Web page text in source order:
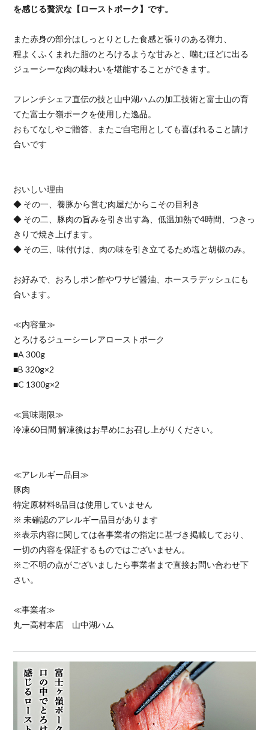
を感じる贅沢な【ローストポーク】です。
また赤身の部分はしっとりとした食感と張りのある弾力、
程よくふくまれた脂のとろけるような甘みと、噛むほどに出る
ジューシーな肉の味わいを堪能することができます。
フレンチシェフ直伝の技と山中湖ハムの加工技術と富士山の育
てた富士ケ嶺ポークを使用した逸品。
おもてなしやご贈答、またご自宅用としても喜ばれること請け
合いです
おいしい理由
◆ その一、養豚から営む肉屋だからこその目利き
◆ その二、豚肉の旨みを引き出す為、低温加熱で4時間、つきっ
きりで焼き上げます。
◆ その三、味付けは、肉の味を引き立てるため塩と胡椒のみ。
お好みで、おろしポン酢やワサビ醤油、ホースラデッシュにも
合います。
≪内容量≫
とろけるジューシーレアローストポーク
■A 300g
■B 320g×2
■C 1300g×2
≪賞味期限≫
冷凍60日間 解凍後はお早めにお召し上がりください。
≪アレルギー品目≫
豚肉
特定原材料8品目は使用していません
※ 未確認のアレルギー品目があります
※表示内容に関しては各事業者の指定に基づき掲載しており、
一切の内容を保証するものではございません。
※ご不明の点がございましたら事業者まで直接お問い合わせ下
さい。
≪事業者≫
丸一高村本店 山中湖ハム